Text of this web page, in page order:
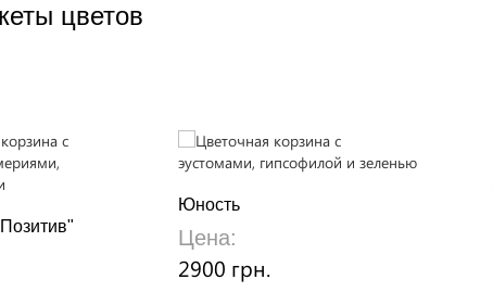
цветов
Юность
Цена:
2900 грн.